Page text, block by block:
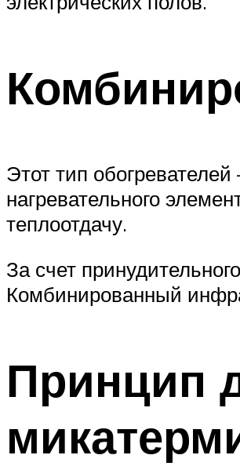
Этот тип
нагревательного
теплоотдачу.
За счет
Комбинированный
Принцип